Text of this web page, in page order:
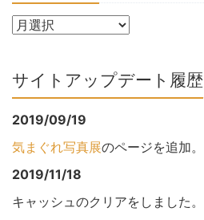
サイトアップデート履歴
2019/09/19
気まぐれ写真展のページを追加。
2019/11/18
キャッシュのクリアをしました。